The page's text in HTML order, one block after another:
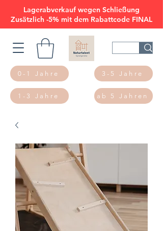
0-1 Jahre
1-3 Jahre
3-5 Jahre
ab 5 Jahren
Lagerabverkauf wegen Schließung
Zusätzlich -5% mit dem Rabattcode FINAL